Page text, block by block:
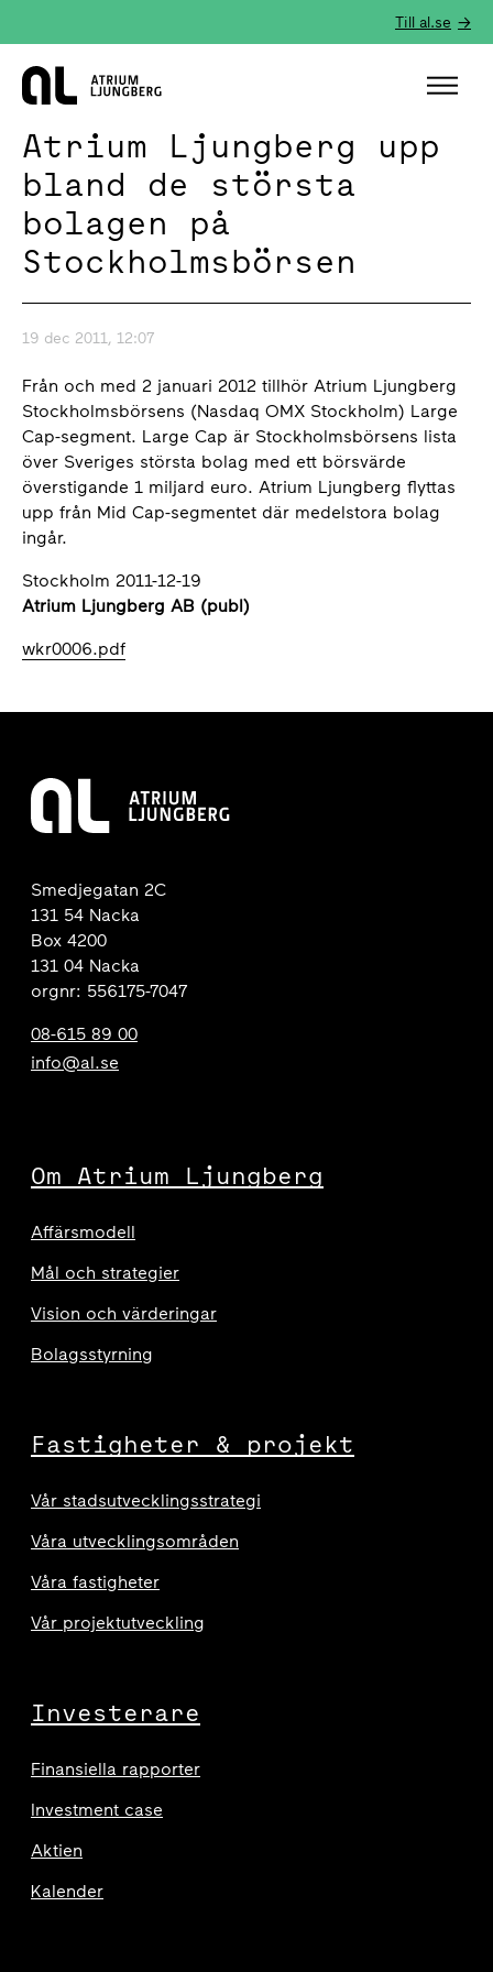
Till al.se
Hem
Atrium Ljungberg upp
bland de största
bolagen på
Stockholmsbörsen
19 dec 2011, 12:07
Från och med 2 januari 2012 tillhör Atrium Ljungberg
Stockholmsbörsens (Nasdaq OMX Stockholm) Large
Cap-segment. Large Cap är Stockholmsbörsens lista
över Sveriges största bolag med ett börsvärde
överstigande 1 miljard euro. Atrium Ljungberg flyttas
upp från Mid Cap-segmentet där medelstora bolag
ingår.
Stockholm 2011-12-19
Atrium Ljungberg AB (publ)
wkr0006.pdf
Smedjegatan 2C
131 54 Nacka
Box 4200
131 04 Nacka
orgnr: 556175-7047
08-615 89 00
info@al.se
Om Atrium Ljungberg
Affärsmodell
Mål och strategier
Vision och värderingar
Bolagsstyrning
Fastigheter & projekt
Vår stadsutvecklingsstrategi
Våra utvecklingsområden
Våra fastigheter
Vår projektutveckling
Investerare
Finansiella rapporter
Investment case
Aktien
Kalender